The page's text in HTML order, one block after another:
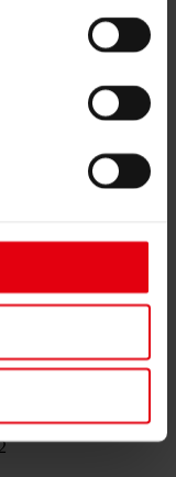
mit einem Parkhaus
und belebter
Statik)